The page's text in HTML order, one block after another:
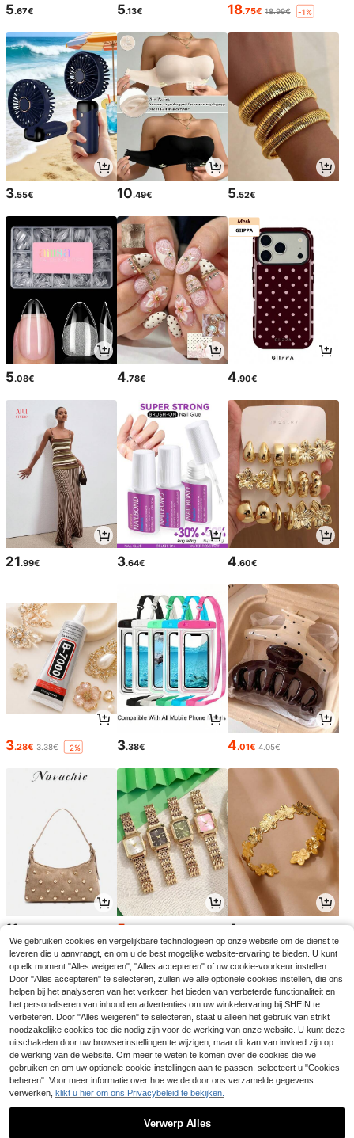
5.67€ 5.13€ 18.75€ 18.99€ -1%
3.55€ 10.49€ 5.52€
5.08€ 4.78€ 4.90€
21.99€ 3.64€ 4.60€
3.28€ 3.38€ -2% 3.38€ 4.01€ 4.05€
11 5 4
4
We gebruiken cookies en vergelijkbare technologieën op onze website om de dienst te
leveren die u aanvraagt, en om u de best mogelijke website-ervaring te bieden. U kunt
op elk moment "Alles weigeren", "Alles accepteren" of uw cookie-voorkeur instellen.
Door "Alles accepteren" te selecteren, zullen we alle optionele cookies instellen, die ons
helpen bij het analyseren van het verkeer, het bieden van verbeterde functionaliteit en
het personaliseren van inhoud en advertenties om uw winkelervaring bij SHEIN te
verbeteren. Door "Alles weigeren" te selecteren, staat u alleen het gebruik van strikt
noodzakelijke cookies toe die nodig zijn voor de werking van onze website. U kunt deze
uitschakelen door uw browserinstellingen te wijzigen, maar dit kan van invloed zijn op
de werking van de website. Om meer te weten te komen over de cookies die we
gebruiken en om uw optionele cookie-instellingen aan te passen, selecteert u "Cookies
beheren". Voor meer informatie over hoe we de door ons verzamelde gegevens
verwerken, klikt u hier om ons Privacybeleid te bekijken.
Verwerp Alles